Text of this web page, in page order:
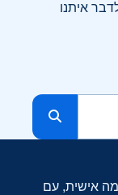
איתנו
אישית, עם